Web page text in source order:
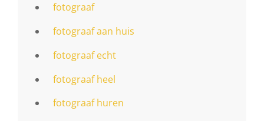
fotograaf
fotograaf aan huis
fotograaf echt
fotograaf heel
fotograaf huren